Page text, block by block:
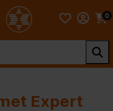
0
Expert